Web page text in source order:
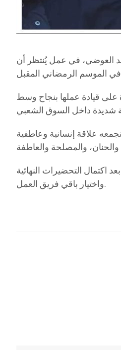
جانب النجم أحمد العوضي، في عمل يُنتظر أن
قيادة عملها بنجاح وسط
علاقة إنسانية وعاطفية
التحضيرات النهائية
واختيار باقي فريق العمل.